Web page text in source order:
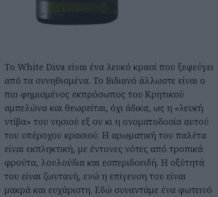
Το White Diva είναι ένα λευκό κρασί που ξεφεύγει
από τα συνηθισμένα. Το Βιδιανό άλλωστε είναι ο
πιο φημισμένος εκπρόσωπος του Κρητικού
αμπελώνα και θεωρείται, όχι άδικα, ως η «λευκή
ντίβα» του νησιού εξ ου κι η ονοματοδοσία αυτού
του υπέροχου κρασιού. Η αρωματική του παλέτα
είναι εκπληκτική, με έντονες νότες από τροπικά
φρούτα, λουλούδια και εσπεριδοειδή. Η οξύτητά
του είναι ζωντανή, ενώ η επίγευση του είναι
μακρά και ευχάριστη. Εδώ συναντάμε ένα φωτεινό